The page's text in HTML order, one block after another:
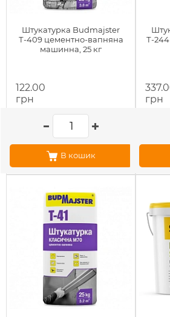
Штукатурка Budmajster
Т-409 цементно-вапняна
машинна, 25 кг
122.00
грн
В кошик
Т-244
грн